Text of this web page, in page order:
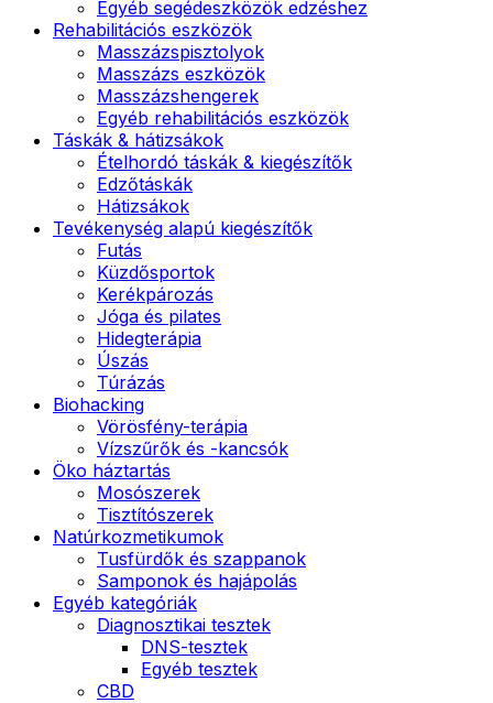
Egyéb segédeszközök edzéshez
Rehabilitációs eszközök
Masszázspisztolyok
Masszázs eszközök
Masszázshengerek
Egyéb rehabilitációs eszközök
Táskák & hátizsákok
Ételhordó táskák & kiegészítők
Edzőtáskák
Hátizsákok
Tevékenység alapú kiegészítők
Futás
Küzdősportok
Kerékpározás
Jóga és pilates
Hidegterápia
Úszás
Túrázás
Biohacking
Vörösfény-terápia
Vízszűrők és -kancsók
Öko háztartás
Mosószerek
Tisztítószerek
Natúrkozmetikumok
Tusfürdők és szappanok
Samponok és hajápolás
Egyéb kategóriák
Diagnosztikai tesztek
DNS-tesztek
Egyéb tesztek
CBD